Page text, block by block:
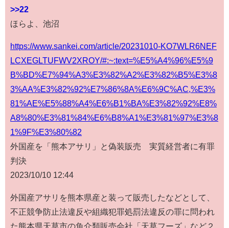
>>22
ほらよ、池沼
https://www.sankei.com/article/20231010-KO7WLR6NEF
LCXEGLTUFWV2XROY/#:~:text=%E5%A4%96%E5%9
B%BD%E7%94%A3%E3%82%A2%E3%82%B5%E3%8
3%AA%E3%82%92%E7%86%8A%E6%9C%AC,%E3%
81%AE%E5%88%A4%E6%B1%BA%E3%82%92%E8%
A8%80%E3%81%84%E6%B8%A1%E3%81%97%E3%8
1%9F%E3%80%82
外国産を「熊本アサリ」と偽装販売 実質経営者に有罪
判決
2023/10/10 12:44
外国産アサリを熊本県産と装って販売したなどとして、
不正競争防止法違反や組織犯罪処罰法違反の罪に問われ
た熊本県天草市の魚介類販売会社「天草フーズ」など２